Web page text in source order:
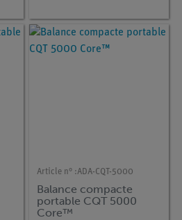
Article n° :ADA-CQT-5000
Balance compacte
portable CQT 5000
Core™